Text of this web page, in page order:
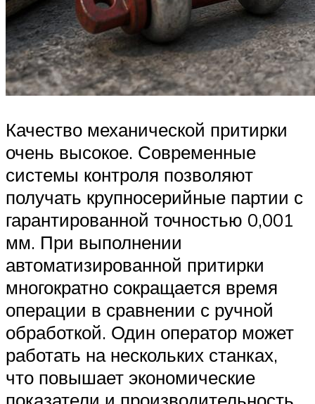
Качество механической притирки
очень высокое. Современные
системы контроля позволяют
получать крупносерийные партии с
гарантированной точностью 0,001
мм. При выполнении
автоматизированной притирки
многократно сокращается время
операции в сравнении с ручной
обработкой. Один оператор может
работать на нескольких станках,
что повышает экономические